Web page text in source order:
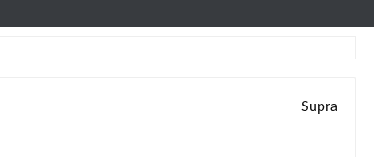
Supra